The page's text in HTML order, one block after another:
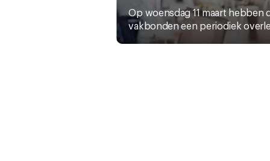
Op woensdag 11 maart hebben
vakbonden een periodiek